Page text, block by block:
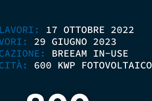
17 OTTOBRE 2022
29 GIUGNO 2023
BREEAM IN-USE
600 KWP FOTOVOLTAICO